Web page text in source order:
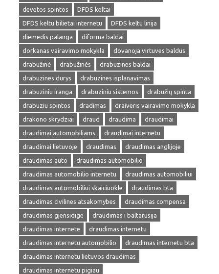
devetos spintos
DFDS keltai
DFDS keltu bilietai internetu
DFDS keltu linija
diemedis palanga
diforma baldai
dorkanas vairavimo mokykla
dovanoja virtuves baldus
drabužinė
drabužinės
drabuzines baldai
drabuzines durys
drabuzines isplanavimas
drabuziniu iranga
drabuziniu sistemos
drabužių spinta
drabuziu spintos
dradimas
draiveris vairavimo mokykla
drakono skrydziai
draud draudima
draudimai
draudimai automobiliams
draudimai internetu
draudimai lietuvoje
draudimas
draudimas anglijoje
draudimas auto
draudimas automobilio
draudimas automobilio internetu
draudimas automobiliui
draudimas automobiliui skaiciuokle
draudimas bta
draudimas civilines atsakomybes
draudimas compensa
draudimas gjensidige
draudimas i baltarusija
draudimas internete
draudimas internetu
draudimas internetu automobilio
draudimas internetu bta
draudimas internetu lietuvos draudimas
draudimas internetu pigiau